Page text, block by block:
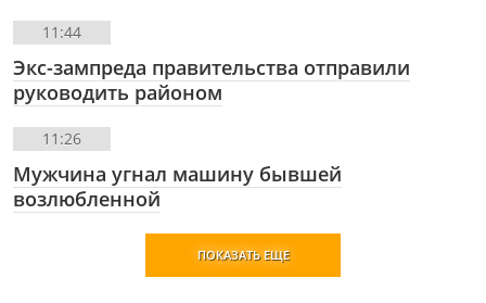
11:44
Экс-зампреда правительства отправили
руководить районом
11:26
Мужчина угнал машину бывшей
возлюбленной
ПОКАЗАТЬ ЕЩЕ